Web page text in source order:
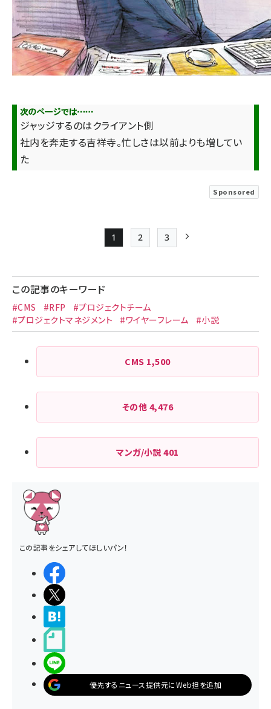
ジャッジするのはクライアント側
社内を奔走する吉祥寺。忙しさは以前よりも増してい
た
Sponsored
送
り
Page
1
Page
2
Page
3
この記事のキーワード
#CMS #RFP
#プロジェクトチーム
#プロジェクトマネジメント
#ワイヤーフレーム #小説
CMS 1,500
その他 4,476
マンガ/小説401
この記事をシェアしてほしいパン！
優先するニュース提供元にWeb担を追加